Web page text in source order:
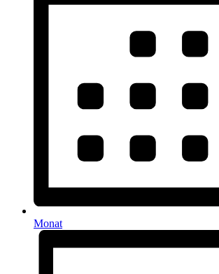
Monat